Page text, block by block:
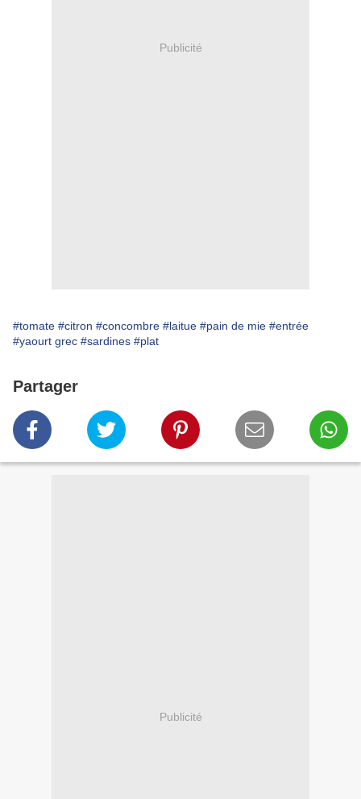
Publicité
#tomate #citron #concombre #laitue #pain de mie #entrée
#yaourt grec #sardines #plat
Partager
Publicité